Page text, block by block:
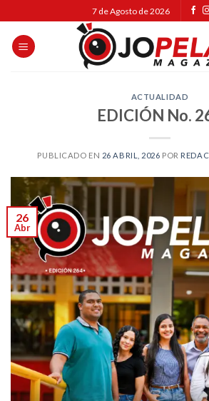
to
content
7 de Agosto de 2026
ACTUALIDAD
EDICIÓN No.
PUBLICADO EN 26 ABRIL, 2026 POR
26
Abr